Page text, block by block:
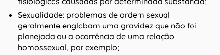
Sexualidade: problemas de ordem sexual
geralmente englobam uma gravidez que não foi
planejada ou a ocorrência de uma relação
homossexual, por exemplo;